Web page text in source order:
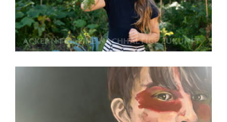
ACKERN FÜR EINE NACHHALTIGE ZUKUNFT